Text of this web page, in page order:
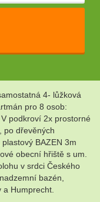
4- lůžková
pro 8 osob:
podkroví 2x prostorné
po dřevěných
BAZEN 3m
obecní hřiště s um.
v srdci Českého
bazén,
Humprecht.